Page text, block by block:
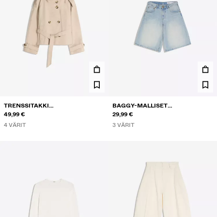
TRENSSITAKKI
PYSTYKAULUKSELLA
49,99 €
4 VÄRIT
BAGGY-MALLISET
FARKKUBERMUDASHORTSIT
29,99 €
3 VÄRIT